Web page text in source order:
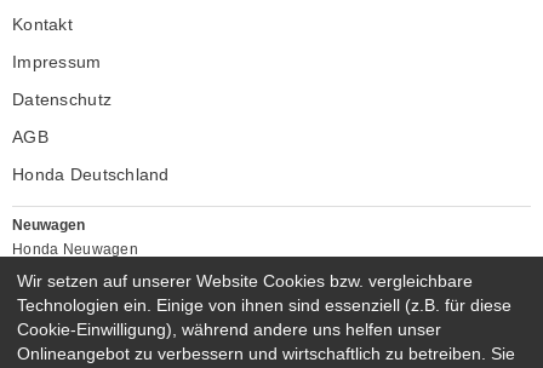
Kontakt
Impressum
Datenschutz
AGB
Honda Deutschland
Neuwagen
Honda Neuwagen
Gebrauchtwagen
Honda Gebrauchtwagen
Honda Vorführwagen
Gesamtbestand
Wir setzen auf unserer Website Cookies bzw. vergleichbare
Technologien ein. Einige von ihnen sind essenziell (z.B. für diese
Cookie-Einwilligung), während andere uns helfen unser
Onlineangebot zu verbessern und wirtschaftlich zu betreiben. Sie